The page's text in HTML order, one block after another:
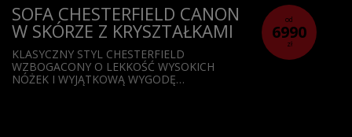
od
6990
zł
SOFA CHESTERFIELD CANON
W SKÓRZE Z KRYSZTAŁKAMI
KLASYCZNY STYL CHESTERFIELD
WZBOGACONY O LEKKOŚĆ WYSOKICH
NÓŻEK I WYJĄTKOWĄ WYGODĘ…